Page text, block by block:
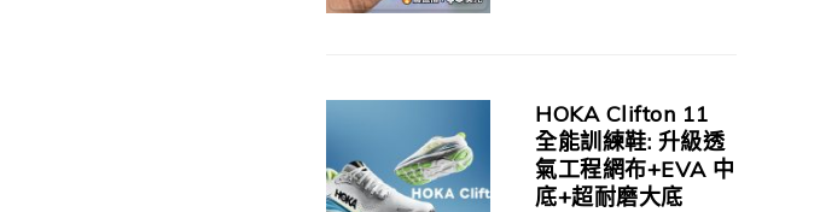
HOKA Clifton 11
全能訓練鞋: 升級透
氣工程網布+EVA 中
底+超耐磨大底